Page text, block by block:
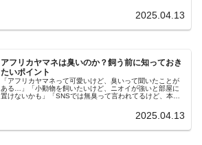
2025.04.13
アフリカヤマネは臭いのか？飼う前に知っておき
たいポイント
「アフリカヤマネって可愛いけど、臭いって聞いたことが
ある…」「小動物を飼いたいけど、ニオイが強いと部屋に
置けないかも」「SNSでは無臭って言われてるけど、本当
2025.04.13